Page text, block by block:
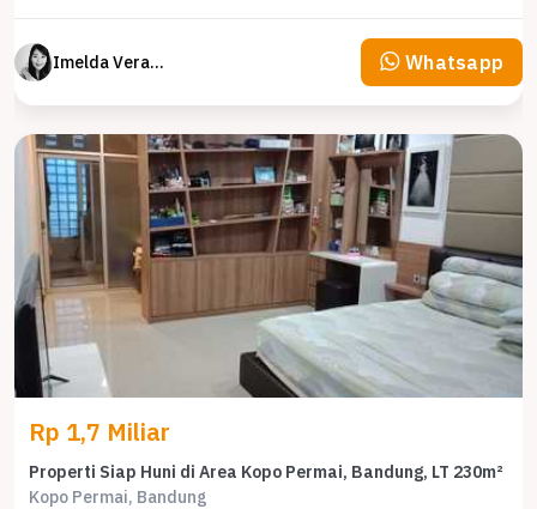
Imelda Veranika Whatsapp
Rp 1,7 Miliar
Properti Siap Huni di Area Kopo Permai, Bandung, LT 230m²
Kopo Permai, Bandung